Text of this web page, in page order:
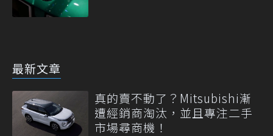
最新文章
真的賣不動了？Mitsubishi漸
遭經銷商淘汰，並且專注二手
市場尋商機！